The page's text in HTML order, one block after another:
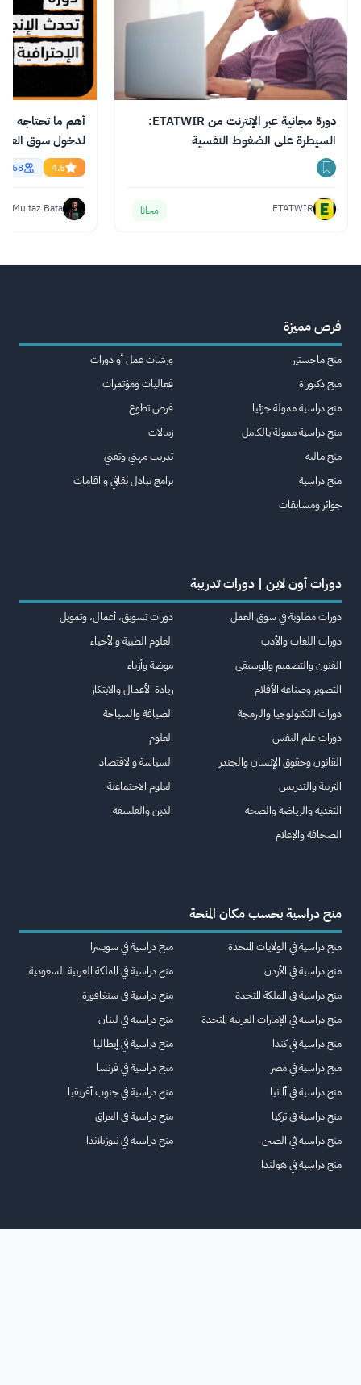
دورة مجانية عبر الإنترنت من ETATWIR:
السيطرة على الضغوط النفسية
ETATWIR مجانا
أهم ما تحتاجه من
English
4.5
Mu'taz Bata
فرص مميزة
منح ماجستير
منح دكتوراة
منح دراسية ممولة جزئيا
منح دراسية ممولة بالكامل
منح مالية
منح دراسية
جوائز ومسابقات
ورشات عمل أو دورات
فعاليات ومؤتمرات
فرص تطوع
زمالات
تدريب مهني وتقني
برامج تبادل ثقافي و اقامات
دورات أون لاين | دورات تدريبة
دورات مطلوبة في سوق العمل
دورات اللغات والأدب
الفنون والتصميم والموسيقى
التصوير وصناعة الأفلام
دورات التكنولوجيا والبرمجة
دورات علم النفس
القانون وحقوق الإنسان والجندر
التربية والتدريس
التغذية والرياضة والصحة
الصحافة والإعلام
دورات تسويق، أعمال، وتمويل
العلوم الطبية والأحياء
موضة وأزياء
ريادة الأعمال والابتكار
الضيافة والسياحة
العلوم
السياسة والاقتصاد
العلوم الاجتماعية
الدين والفلسفة
منح دراسية بحسب مكان المنحة
منح دراسية في الولايات المتحدة
منح دراسية في الأردن
منح دراسية في المملكة المتحدة
منح دراسية في الإمارات العربية المتحدة
منح دراسية في كندا
منح دراسية في مصر
منح دراسية في ألمانيا
منح دراسية في تركيا
منح دراسية في الصين
منح دراسية في هولندا
منح دراسية في سويسرا
منح دراسية في المملكة العربية السعودية
منح دراسية في سنغافورة
منح دراسية في لبنان
منح دراسية في إيطاليا
منح دراسية في فرنسا
منح دراسية في جنوب أفريقيا
منح دراسية في العراق
منح دراسية في نيوزيلاندا